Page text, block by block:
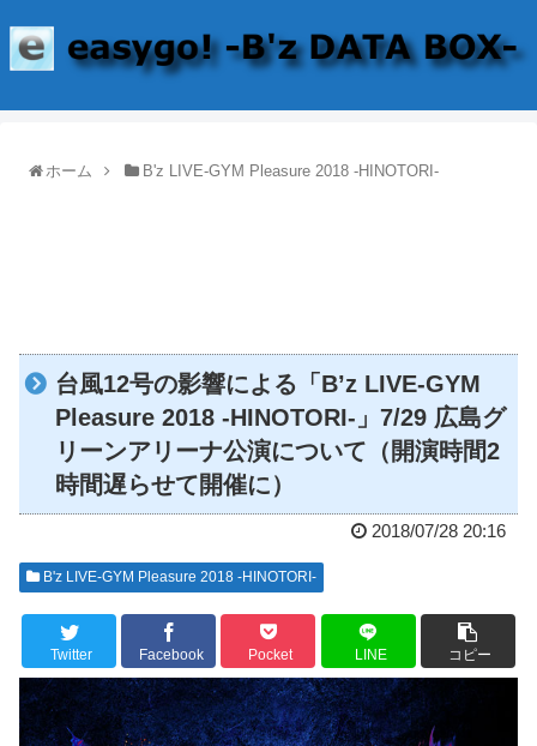
ホーム B'z LIVE-GYM Pleasure 2018 -HINOTORI-
台風12号の影響による「B’z LIVE-GYM
Pleasure 2018 -HINOTORI-」7/29 広島グ
リーンアリーナ公演について（開演時間2
時間遅らせて開催に）
2018/07/28 20:16
B'z LIVE-GYM Pleasure 2018 -HINOTORI-
Twitter Facebook Pocket LINE コピー